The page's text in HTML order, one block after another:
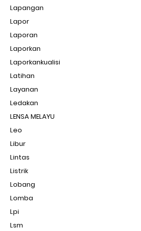
Lapangan
Lapor
Laporan
Laporkan
Laporkankualisi
Latihan
Layanan
Ledakan
LENSA MELAYU
Leo
Libur
Lintas
Listrik
Lobang
Lomba
Lpi
Lsm